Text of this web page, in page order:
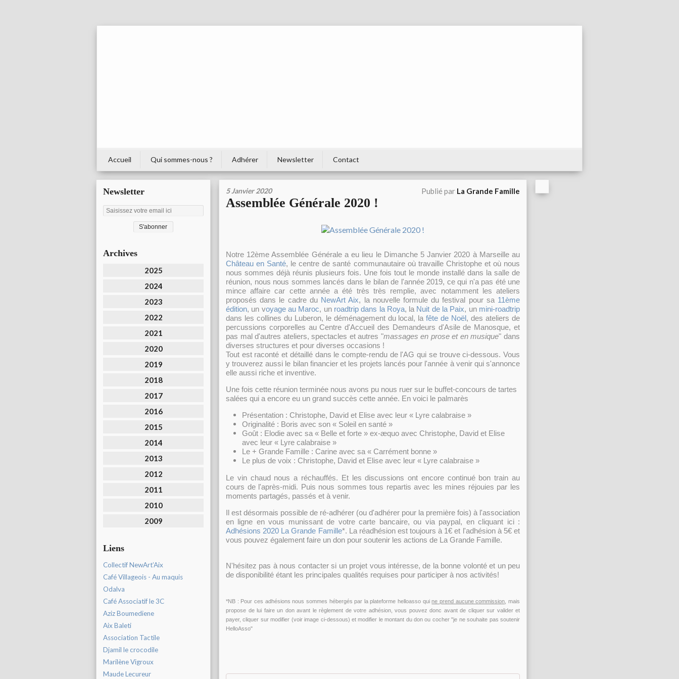
Accueil Qui sommes-nous ? Adhérer Newsletter Contact
Newsletter
Archives
2025
2024
2023
2022
2021
2020
2019
2018
2017
2016
2015
2014
2013
2012
2011
2010
2009
Liens
Collectif NewArt’Aix
Café Villageois - Au maquis
Odalva
Café Associatif le 3C
Aziz Boumediene
Aix Baleti
Association Tactile
Djamil le crocodile
Marilène Vigroux
Maude Lecureur
5 Janvier 2020 Publié par La Grande Famille
Assemblée Générale 2020 !
Notre 12ème Assemblée Générale a eu lieu le Dimanche 5 Janvier 2020 à Marseille au
Château en Santé, le centre de santé communautaire où travaille Christophe et où nous
nous sommes déjà réunis plusieurs fois. Une fois tout le monde installé dans la salle de
réunion, nous nous sommes lancés dans le bilan de l'année 2019, ce qui n'a pas été une
mince affaire car cette année a été très très remplie, avec notamment les ateliers
proposés dans le cadre du NewArt Aix, la nouvelle formule du festival pour sa 11ème
édition, un voyage au Maroc, un roadtrip dans la Roya, la Nuit de la Paix, un mini-roadtrip
dans les collines du Luberon, le déménagement du local, lafête de Noël , des ateliers de
percussions corporelles au Centre d'Accueil des Demandeurs d'Asile de Manosque, et
pas mal d'autres ateliers, spectacles et autres "massages en prose et en musique" dans
diverses structures et pour diverses occasions !
Tout est raconté et détaillé dans le compte-rendu de l'AG qui se trouve ci-dessous. Vous
y trouverez aussi le bilan financier et les projets lancés pour l'année à venir qui s'annonce
elle aussi riche et inventive.
Une fois cette réunion terminée nous avons pu nous ruer sur le buffet-concours de tartes
salées qui a encore eu un grand succès cette année. En voici le palmarès
Présentation : Christophe, David et Elise avec leur « Lyre calabraise »
Originalité : Boris avec son « Soleil en santé »
Goût : Elodie avec sa « Belle et forte » ex-æquo avec Christophe, David et Elise
avec leur « Lyre calabraise »
Le + Grande Famille : Carine avec sa « Carrément bonne »
Le plus de voix : Christophe, David et Elise avec leur « Lyre calabraise »
Le vin chaud nous a réchauffés. Et les discussions ont encore continué bon train au
cours de l'après-midi. Puis nous sommes tous repartis avec les mines réjouies par les
moments partagés, passés et à venir.
Il est désormais possible de ré-adhérer (ou d'adhérer pour la première fois) à l'association
en ligne en vous munissant de votre carte bancaire, ou via paypal, en cliquant ici :
Adhésions 2020 La Grande Famille*. La réadhésion est toujours à 1€ et l'adhésion à 5€ et
vous pouvez également faire un don pour soutenir les actions de La Grande Famille.
N'hésitez pas à nous contacter si un projet vous intéresse, de la bonne volonté et un peu
de disponibilité étant les principales qualités requises pour participer à nos activités!
*NB : Pour ces adhésions nous sommes hébergés par la plateforme helloasso quine prend aucune commission, mais
propose de lui faire un don avant le règlement de votre adhésion, vous pouvez donc avant de cliquer sur valider et
payer, cliquer sur modifier (voir image ci-dessous) et modifier le montant du don ou cocher "je ne souhaite pas soutenir
HelloAsso"